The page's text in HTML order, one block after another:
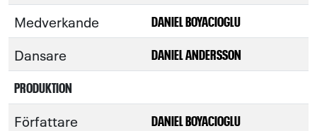
Medverkande DANIEL BOYACIOGLU
Dansare
DANIEL ANDERSSON
PRODUKTION
Författare DANIEL BOYACIOGLU